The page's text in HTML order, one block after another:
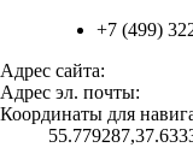
+7 (499)
Адрес сайта:
Адрес эл. почты:
Координаты для